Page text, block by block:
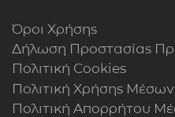
Όροι Χρήσης
Δήλωση Προστασίας
Πολιτική Cookies
Πολιτική Xρήσης
Πολιτική Απορρήτου